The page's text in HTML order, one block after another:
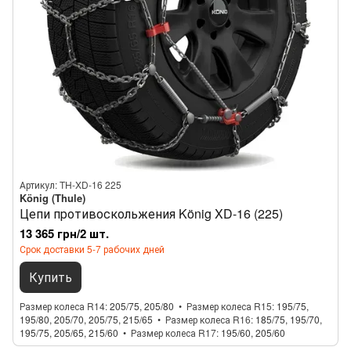
Артикул: TH-XD-16 225
König (Thule)
Цепи противоскольжения König XD-16 (225)
13 365 грн/2 шт.
Срок доставки 5-7 рабочих дней
Купить
Размер колеса R14 205/75, 205/80 Размер колеса R15 195/75,
195/80, 205/70, 205/75, 215/65
Размер колеса R16 185/75, 195/70,
195/75, 205/65, 215/60
Размер колеса R17 195/60, 205/60